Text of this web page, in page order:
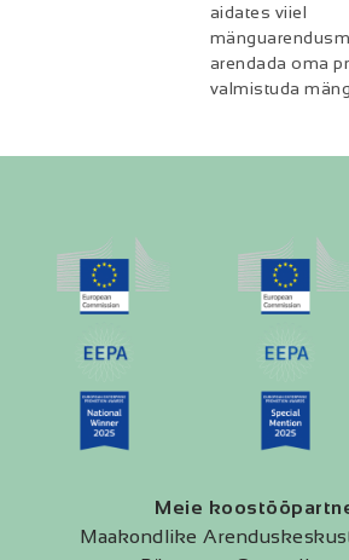
aidates viiel
arendada oma
valmistuda
Meie
Maakondlike